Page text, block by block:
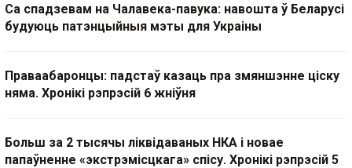
Са спадзевам на Чалавека-павука: навошта ў Беларусі
будуюць патэнцыйныя мэты для Украіны
Праваабаронцы: падстаў казаць пра змяншэнне ціску
няма. Хронікі рэпрэсій 6 жніўня
Больш за 2 тысячы ліквідаваных НКА і новае
папаўненне «экстрэмісцкага» спісу. Хронікі рэпрэсій 5